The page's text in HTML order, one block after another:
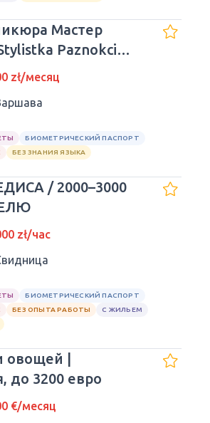
Мастер
Paznokci
zł/месяц
БИОМЕТРИЧЕСКИЙ ПАСПОРТ
БЕЗ ЗНАНИЯ ЯЗЫКА
/ 2000–3000
zł/час
БИОМЕТРИЧЕСКИЙ ПАСПОРТ
БЕЗ ОПЫТА РАБОТЫ
С ЖИЛЬЕМ
овощей |
до 3200 евро
€/месяц